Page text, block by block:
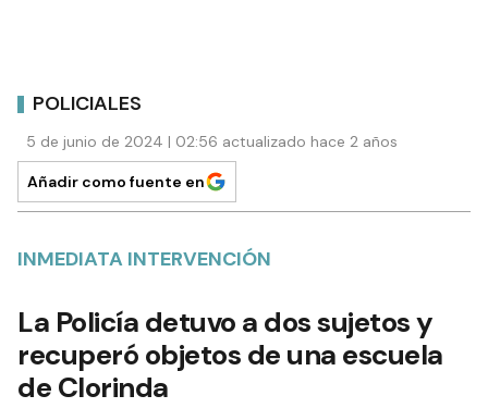
POLICIALES
5 de junio de 2024 | 02:56 actualizado hace 2 años
Añadir como fuente en
INMEDIATA INTERVENCIÓN
La Policía detuvo a dos sujetos y
recuperó objetos de una escuela
de Clorinda